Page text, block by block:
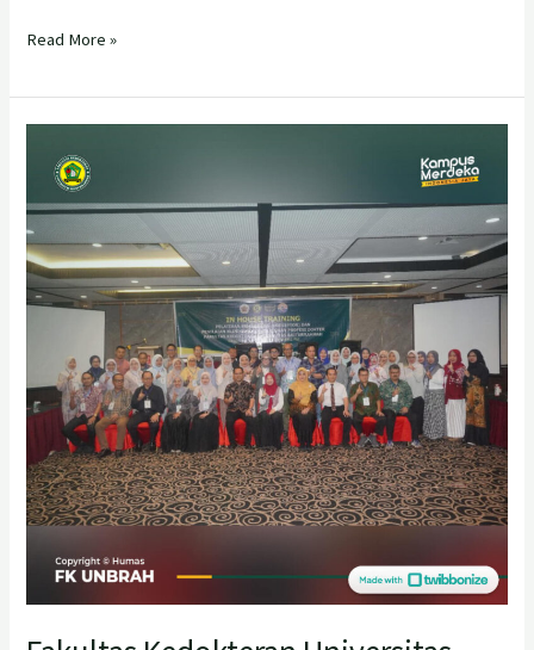
Read More »
Kedokteran
Universitas
Baiturrahmah
Perkuat
Mutu
Profesi
Dokter
melalui
In
House
Training
Pembimbing
Klinik